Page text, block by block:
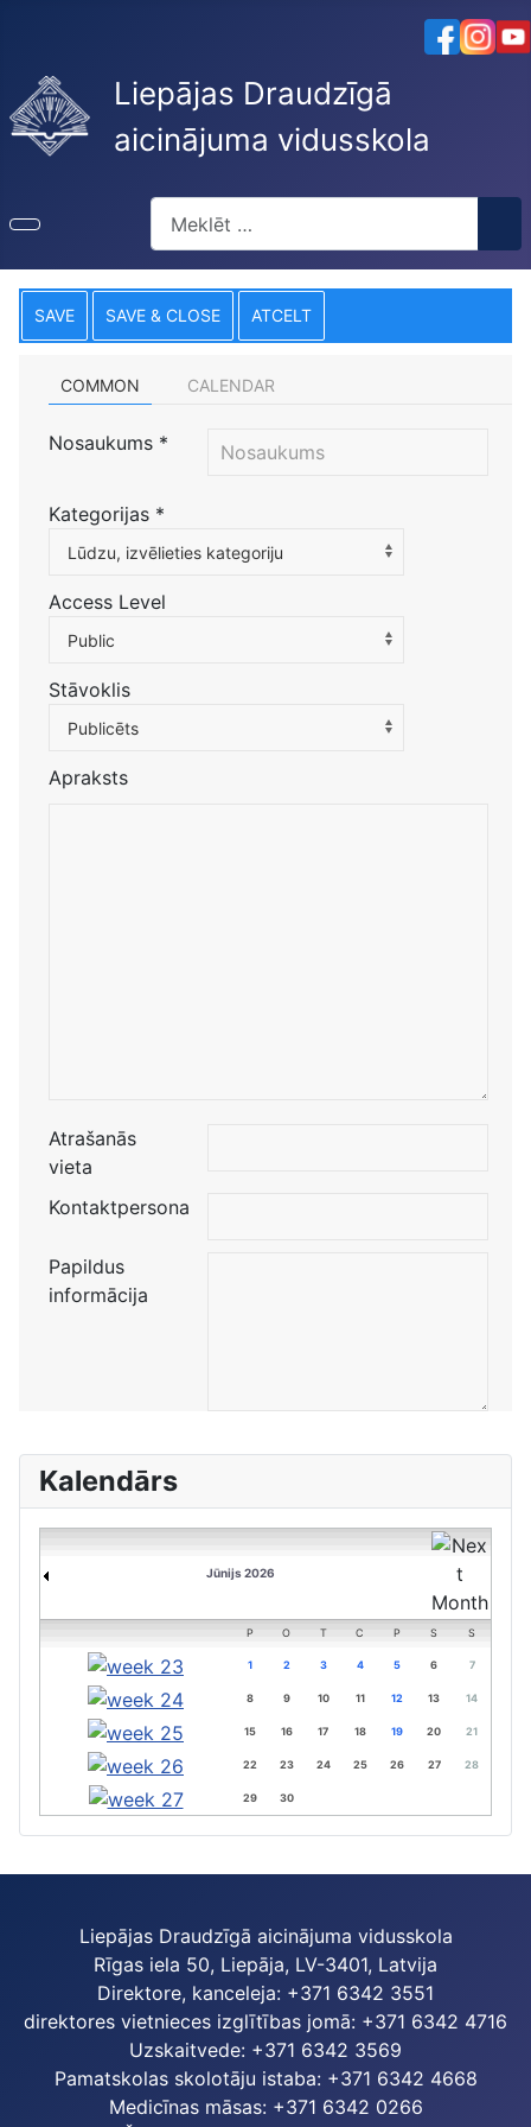
Liepājas Draudzīgā
aicinājuma vidusskola
SAVE SAVE & CLOSE ATCELT
COMMON CALENDAR
Nosaukums *
Kategorijas *
Atlasiet kategoriju, lai filtrētu sarakstu
Lūdzu, izvēlieties kategoriju
Access Level
Public
Stāvoklis
Publicēts
Apraksts
Atrašanās
vieta
Kontaktpersona
Papildus
informācija
Kalendārs
Jūnijs 2026
P O T C P S S
1 2 3 4 5 6 7
8 9 10 11 12 13 14
15 16 17 18 19 20 21
22 23 24 25 26 27 28
29 30
Liepājas Draudzīgā aicinājuma vidusskola
Rīgas iela 50, Liepāja, LV-3401, Latvija
Direktore, kanceleja: +371 6342 3551
direktores vietnieces izglītības jomā: +371 6342 4716
Uzskaitvede: +371 6342 3569
Pamatskolas skolotāju istaba: +371 6342 4668
Medicīnas māsas: +371 6342 0266